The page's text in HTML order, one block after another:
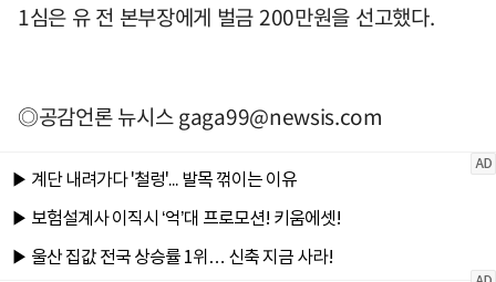
1심은 유 전 본부장에게 벌금 200만원을 선고했다.
◎공감언론 뉴시스gaga99@newsis.com